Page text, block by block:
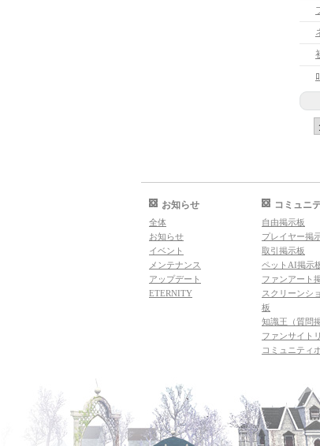
お知らせ
全体
お知らせ
イベント
メンテナンス
アップデート
ETERNITY
コミュニ
自由掲示板
プレイヤー掲
取引掲示板
ペットAI掲示
ファンアート
スクリーンシ
板
知識王（質問
ファンサイト
コミュニティ